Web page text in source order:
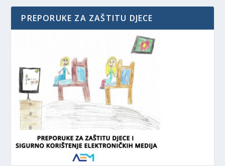
PREPORUKE ZA ZAŠTITU DJECE